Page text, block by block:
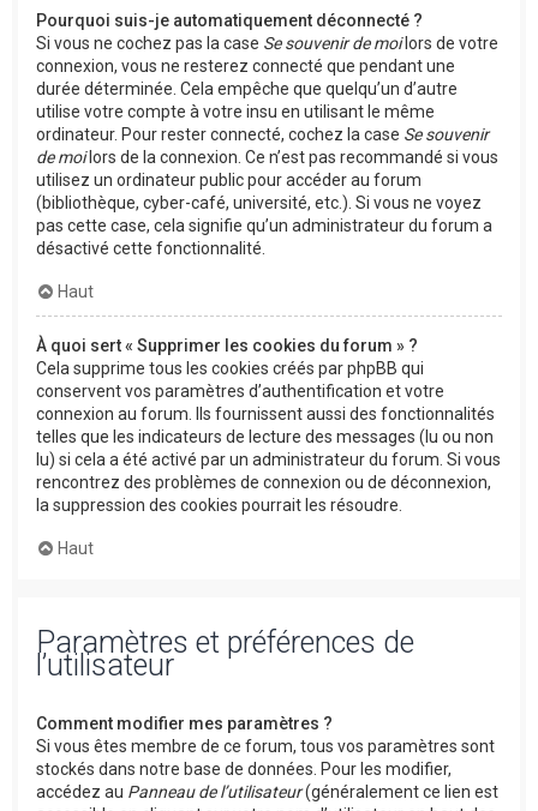
Pourquoi suis-je automatiquement déconnecté ?
Si vous ne cochez pas la case Se souvenir de moilors de votre
connexion, vous ne resterez connecté que pendant une
durée déterminée. Cela empêche que quelqu’un d’autre
utilise votre compte à votre insu en utilisant le même
ordinateur. Pour rester connecté, cochez la case Se souvenir
de moilors de la connexion. Ce n’est pas recommandé si vous
utilisez un ordinateur public pour accéder au forum
(bibliothèque, cyber-café, université, etc.). Si vous ne voyez
pas cette case, cela signifie qu’un administrateur du forum a
désactivé cette fonctionnalité.
Haut
À quoi sert « Supprimer les cookies du forum » ?
Cela supprime tous les cookies créés par phpBB qui
conservent vos paramètres d’authentification et votre
connexion au forum. Ils fournissent aussi des fonctionnalités
telles que les indicateurs de lecture des messages (lu ou non
lu) si cela a été activé par un administrateur du forum. Si vous
rencontrez des problèmes de connexion ou de déconnexion,
la suppression des cookies pourrait les résoudre.
Haut
Paramètres et préférences de
l’utilisateur
Comment modifier mes paramètres ?
Si vous êtes membre de ce forum, tous vos paramètres sont
stockés dans notre base de données. Pour les modifier,
accédez au Panneau de l’utilisateur(généralement ce lien est